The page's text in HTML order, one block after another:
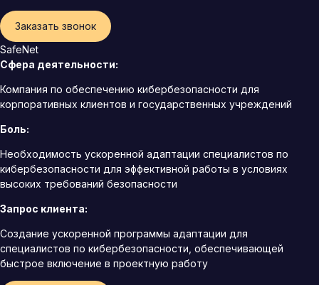
Заказать звонок
SafeNet
Сфера деятельности:
Компания по обеспечению кибербезопасности для
корпоративных клиентов и государственных учреждений
Боль:
Необходимость ускоренной адаптации специалистов по
кибербезопасности для эффективной работы в условиях
высоких требований безопасности
Запрос клиента:
Создание ускоренной программы адаптации для
специалистов по кибербезопасности, обеспечивающей
быстрое включение в проектную работу